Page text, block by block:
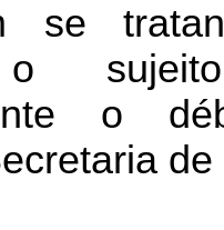
o
o